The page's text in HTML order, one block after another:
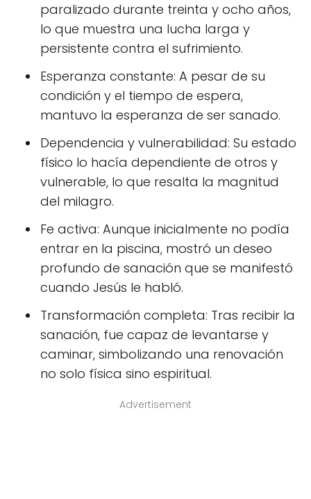
paralizado durante treinta y ocho años,
lo que muestra una lucha larga y
persistente contra el sufrimiento.
Esperanza constante: A pesar de su
condición y el tiempo de espera,
mantuvo la esperanza de ser sanado.
Dependencia y vulnerabilidad: Su estado
físico lo hacía dependiente de otros y
vulnerable, lo que resalta la magnitud
del milagro.
Fe activa: Aunque inicialmente no podía
entrar en la piscina, mostró un deseo
profundo de sanación que se manifestó
cuando Jesús le habló.
Transformación completa: Tras recibir la
sanación, fue capaz de levantarse y
caminar, simbolizando una renovación
no solo física sino espiritual.
Advertisement